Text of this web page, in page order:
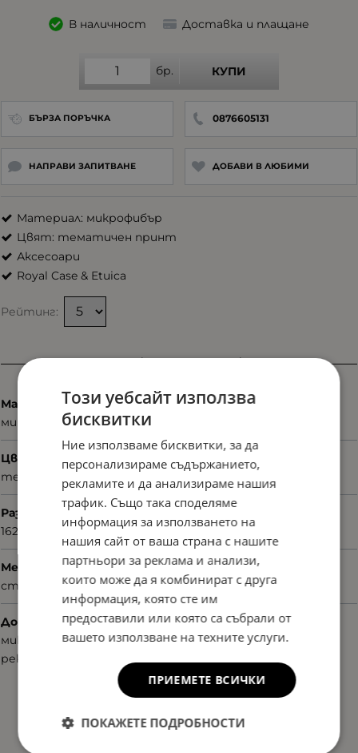
В наличност Доставка и плащане
бр. КУПИ
БЪРЗА ПОРЪЧКА 0876605131
НАПРАВИ ЗАПИТВАНЕ ДОБАВИ В ЛЮБИМИ
Материал: микрофибър
Цвят: тематичен принт
Аксесоари
Royal Case & Etuica
Рейтинг:
Характеристики
Материал
микрофибър
Цвят
тематичен принт
Размер
162/62/34
Механизъм на затваряне
стандартен
Допълнителни аксесоари
микрофибърна кърпа
рекламни материали
Този уебсайт използва
бисквитки
Ние използваме бисквитки, за да
персонализираме съдържанието,
рекламите и да анализираме нашия
трафик. Също така споделяме
информация за използването на
нашия сайт от ваша страна с нашите
партньори за реклама и анализи,
които може да я комбинират с друга
информация, която сте им
предоставили или която са събрали от
вашето използване на техните услуги.
ПРИЕМЕТЕ ВСИЧКИ
ПОКАЖЕТЕ ПОДРОБНОСТИ